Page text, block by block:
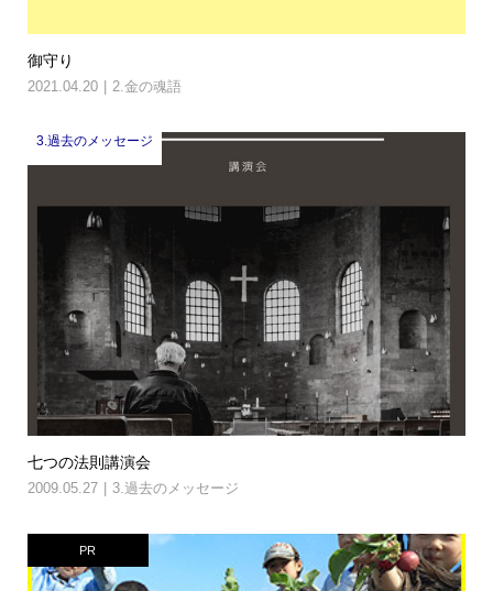
御守り
2021.04.20 2.金の魂語
3.過去のメッセージ
七つの法則講演会
2009.05.27 3.過去のメッセージ
PR